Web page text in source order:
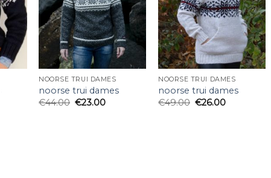
NOORSE TRUI DAMES
noorse trui dames
€44.00 €23.00
NOORSE TRUI DAMES
noorse trui dames
€49.00 €26.00